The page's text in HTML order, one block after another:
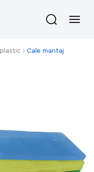
Cale mantaj